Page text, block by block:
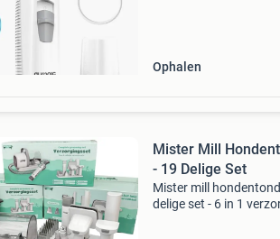
Ophalen
Mister Mill
- 19 Delige Set
Mister mill
delige set - 6 in 1